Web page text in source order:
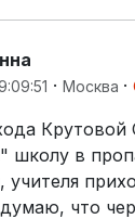
· Москва ·
школу в
учителя
что